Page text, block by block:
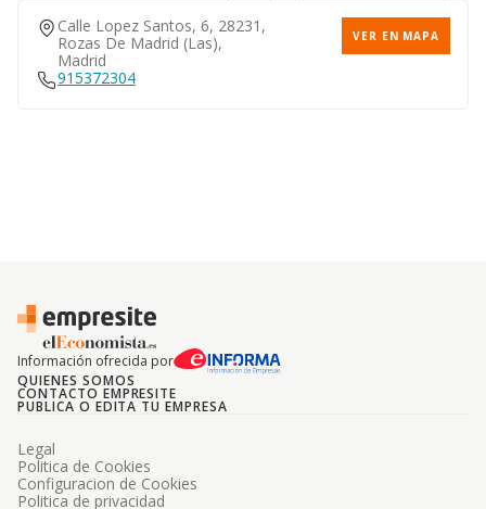
Calle Lopez Santos, 6, 28231,
Rozas De Madrid (las),
Madrid
VER EN MAPA
915372304
Información ofrecida por
QUIENES SOMOS
CONTACTO EMPRESITE
PUBLICA O EDITA TU EMPRESA
Legal
Politica de Cookies
Configuracion de Cookies
Politica de privacidad